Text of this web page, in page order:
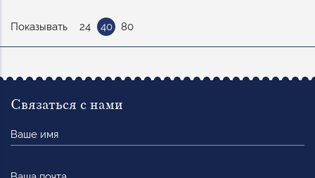
Показывать 24 40 80
Связаться с нами
имя